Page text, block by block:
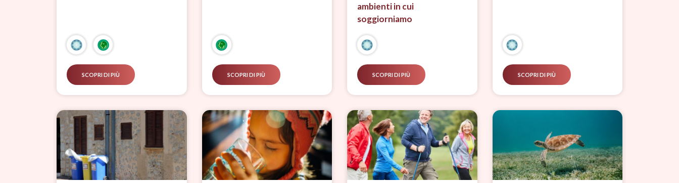
SCOPRI DI PIÙ SCOPRI DI PIÙ
ambienti in cui
soggiorniamo
SCOPRI DI PIÙ SCOPRI DI PIÙ